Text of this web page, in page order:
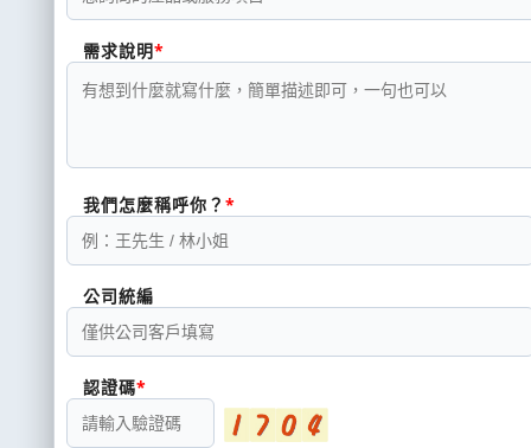
需求說明
我們怎麼稱呼你？
公司統編
認證碼